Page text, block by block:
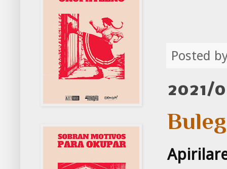
Posted
2021/